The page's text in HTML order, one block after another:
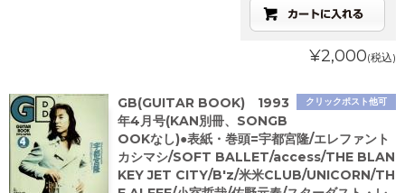
¥2,000(税込)
クリックポスト他可
GB(GUITAR BOOK) 1993
年4月号(KAN別冊、SONGB
OOKなし)●表紙・巻頭=宇都宮隆/エレファント
カシマシ/SOFT BALLET/access/THE BLAN
KEY JET CITY/B'z/米米CLUB/UNICORN/TH